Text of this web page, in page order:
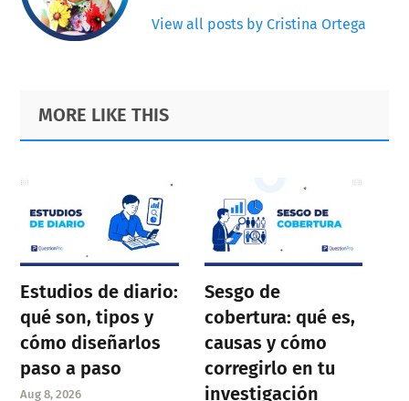
View all posts by Cristina Ortega
Primary
Sidebar
Footer
MORE LIKE THIS
Estudios de diario:
qué son, tipos y
cómo diseñarlos
paso a paso
Aug 8, 2026
Sesgo de
cobertura: qué es,
causas y cómo
corregirlo en tu
investigación